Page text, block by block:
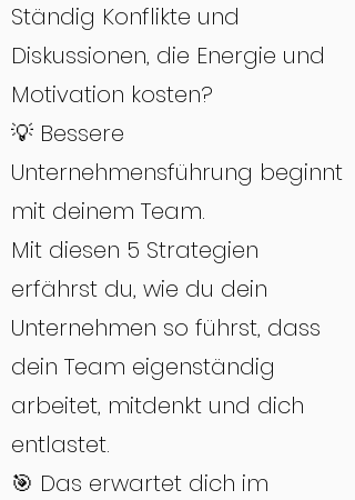
Ständig Konflikte und
Diskussionen, die Energie und
Motivation kosten?
💡 Bessere
Unternehmensführung beginnt
mit deinem Team.
Mit diesen 5 Strategien
erfährst du, wie du dein
Unternehmen so führst, dass
dein Team eigenständig
arbeitet, mitdenkt und dich
entlastet.
🎯 Das erwartet dich im